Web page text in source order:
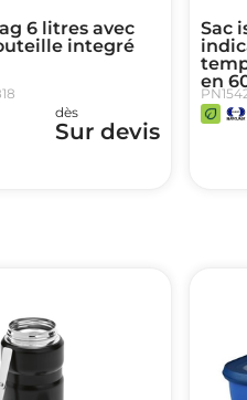
6 litres avec
integré
dès
Sur devis
Sac
en